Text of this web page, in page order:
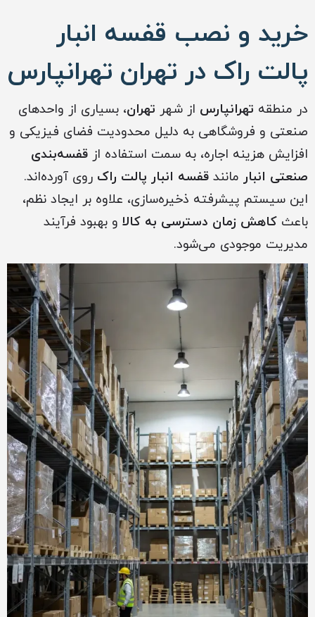
خرید و نصب قفسه انبار
پالت راک در تهران تهرانپارس
در منطقه تهرانپارس از شهر تهران، بسیاری از واحدهای
صنعتی و فروشگاهی به دلیل محدودیت فضای فیزیکی و
افزایش هزینه اجاره، به سمت استفاده از قفسه‌بندی
صنعتی انبار مانند قفسه انبار پالت راک روی آورده‌اند.
این سیستم پیشرفته ذخیره‌سازی، علاوه بر ایجاد نظم،
باعث کاهش زمان دسترسی به کالا و بهبود فرآیند
مدیریت موجودی می‌شود.